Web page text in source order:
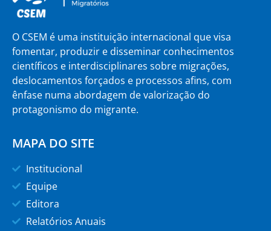
O CSEM é uma instituição internacional que visa
fomentar, produzir e disseminar conhecimentos
científicos e interdisciplinares sobre migrações,
deslocamentos forçados e processos afins, com
ênfase numa abordagem de valorização do
protagonismo do migrante.
MAPA DO SITE
Institucional
Equipe
Editora
Relatórios Anuais